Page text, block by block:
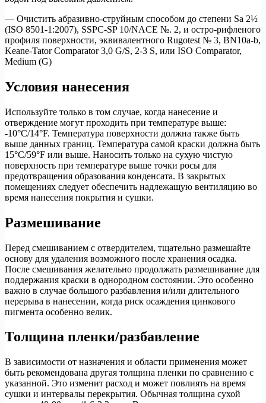
— Очистить абразивно-струйным способом до степени Sa 2½
(ISO 8501-1:2007), SSPC-SP 10/NACE №. 2, и остро-рифленого
профиля поверхности, эквивалентного Rugotest № 3, BN10a-b,
Keane-Tator Comparator 3,0 G/S, 2-3 S, или ISO Comparator,
Medium (G)
Условия нанесения
Используйте только в том случае, когда нанесение и
отверждение могут проходить при температуре выше:
-10°C/14°F. Температура поверхности должна также быть
выше данных границ. Температура самой краски должна быть
15°C/59°F или выше. Наносить только на сухую чистую
поверхность при температуре выше точки росы для
предотвращения образования конденсата. В закрытых
помещениях следует обеспечить надлежащую вентиляцию во
время нанесения покрытия и сушки.
Размешивание
Перед смешиванием с отвердителем, тщательно размешайте
основу для удаления возможного после хранения осадка.
После смешивания желательно продолжать размешивание для
поддержания краски в однородном состоянии. Это особенно
важно в случае большого разбавления и/или длительного
перерыва в нанесении, когда риск осаждения цинкового
пигмента особенно велик.
Толщина пленки/разбавление
В зависимости от назначения и области применения может
быть рекомендована другая толщина пленки по сравнению с
указанной. Это изменит расход и может повлиять на время
сушки и интервалы перекрытия. Обычная толщина сухой